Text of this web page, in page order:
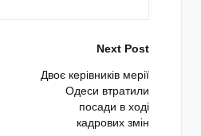
Next Post
Двоє керівників мерії
Одеси втратили
посади в ході
кадрових змін